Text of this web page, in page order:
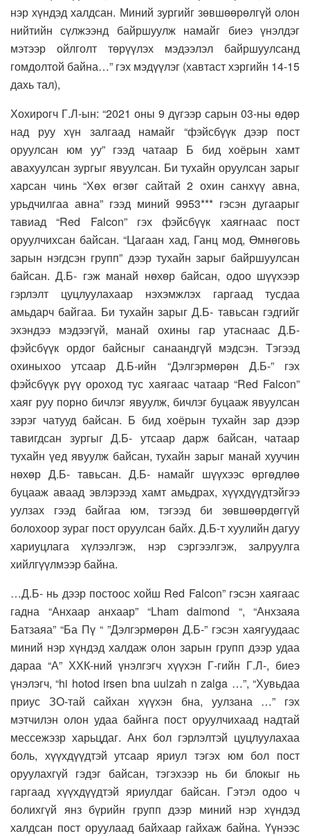
нэр хүндэд халдсан. Миний зургийг зөвшөөрөлгүй олон
нийтийн сүлжээнд байршуулж намайг биеэ үнэлдэг
мэтээр ойлголт төрүүлэх мэдээлэл байршуулсанд
гомдолтой байна…” гэх мэдүүлэг (хавтаст хэргийн 14-15
дахь тал),
Хохирогч Г.Л-ын: “2021 оны 9 дүгээр сарын 03-ны өдөр
над руу хүн залгаад намайг “фэйсбүүк дээр пост
оруулсан юм уу” гээд чатаар Б бид хоёрын хамт
авахуулсан зургыг явуулсан. Би тухайн оруулсан зарыг
харсан чинь “Хөх өгзөг сайтай 2 охин санхүү авна,
урьдчилгаа авна” гээд миний 9953*** гэсэн дугаарыг
тавиад “Red Falcon” гэх фэйсбүүк хаягнаас пост
оруулчихсан байсан. “Цагаан хад, Ганц мод, Өмнөговь
зарын нэгдсэн групп” дээр тухайн зарыг байршуулсан
байсан. Д.Б- гэж манай нөхөр байсан, одоо шүүхээр
гэрлэлт цуцлуулахаар нэхэмжлэх гаргаад тусдаа
амьдарч байгаа. Би тухайн зарыг Д.Б- тавьсан гэдгийг
эхэндээ мэдээгүй, манай охины гар утаснаас Д.Б-
фэйсбүүк ордог байсныг санаандгүй мэдсэн. Тэгээд
охиныхоо утсаар Д.Б-ийн “Дэлгэрмөрөн Д.Б-” гэх
фэйсбүүк рүү ороход тус хаягаас чатаар “Red Falcon”
хаяг руу порно бичлэг явуулж, бичлэг буцааж явуулсан
зэрэг чатууд байсан. Б бид хоёрын тухайн зар дээр
тавигдсан зургыг Д.Б- утсаар дарж байсан, чатаар
тухайн үед явуулж байсан, тухайн зарыг манай хуучин
нөхөр Д.Б- тавьсан. Д.Б- намайг шүүхээс өргөдлөө
буцааж аваад эвлэрээд хамт амьдрах, хүүхдүүдтэйгээ
уулзах гээд байгаа юм, тэгээд би зөвшөөрдөггүй
болохоор зураг пост оруулсан байх. Д.Б-т хуулийн дагуу
хариуцлага хүлээлгэж, нэр сэргээлгэж, залруулга
хийлгүүлмээр байна.
…Д.Б- нь дээр постоос хойш Red Falcon” гэсэн хаягаас
гадна “Анхаар анхаар” “Lham daimond “, “Анхзаяа
Батзаяа” “Ба Пү “ ”Дэлгэрмөрөн Д.Б-” гэсэн хаягуудаас
миний нэр хүндэд халдаж олон зарын групп дээр удаа
дараа “А” ХХК-ний үнэлгэгч хүүхэн Г-гийн Г.Л-, биеэ
үнэлэгч, “hi hotod irsen bna uulzah n zalga …”, “Хувьдаа
приус ЗО-тай сайхан хүүхэн бна, уулзана …” гэх
мэтчилэн олон удаа байнга пост оруулчихаад надтай
мессежэзр харьцдаг. Анх бол гэрлэлтэй цуцлуулахаа
боль, хүүхдүүдтэй утсаар яриул тэгэх юм бол пост
оруулахгүй гэдэг байсан, тэгэхээр нь би блокыг нь
гаргаад хүүхдүүдтэй яриулдаг байсан. Гэтэл одоо ч
болихгүй янз бүрийн групп дээр миний нэр хүндэд
халдсан пост оруулаад байхаар гайхаж байна. Үүнээс